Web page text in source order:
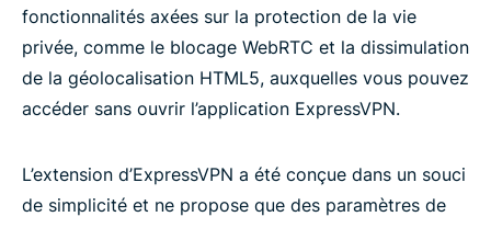
fonctionnalités axées sur la protection de la vie
privée, comme le blocage WebRTC et la dissimulation
de la géolocalisation HTML5, auxquelles vous pouvez
accéder sans ouvrir l’application ExpressVPN.
L’extension d’ExpressVPN a été conçue dans un souci
de simplicité et ne propose que des paramètres de